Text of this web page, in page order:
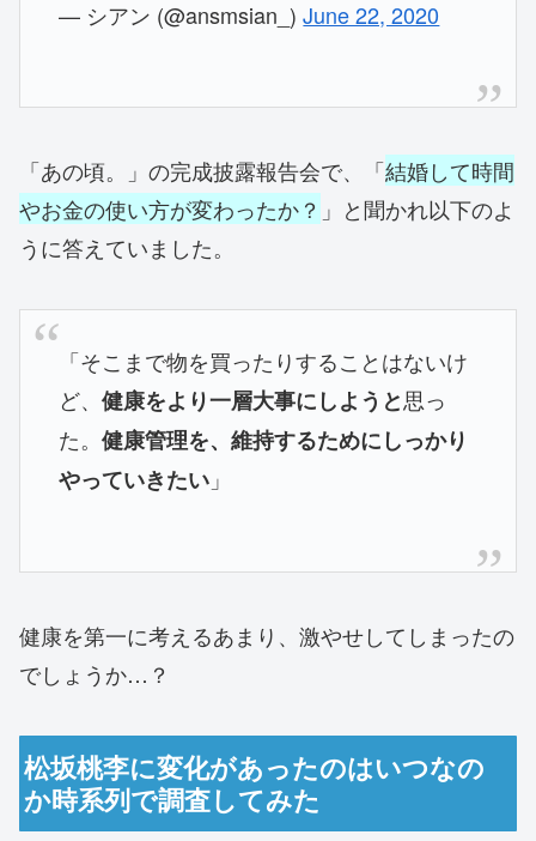
— シアン (@ansmsian_)June 22, 2020
「あの頃。」の完成披露報告会で、「結婚して時間
やお金の使い方が変わったか？ 」と聞かれ以下のよ
うに答えていました。
「そこまで物を買ったりすることはないけ
ど、健康をより一層大事にしようと思っ
た。健康管理を、維持するためにしっかり
やっていきたい 」
健康を第一に考えるあまり、激やせしてしまったの
でしょうか…？
松坂桃李に変化があったのはいつなの
か時系列で調査してみた